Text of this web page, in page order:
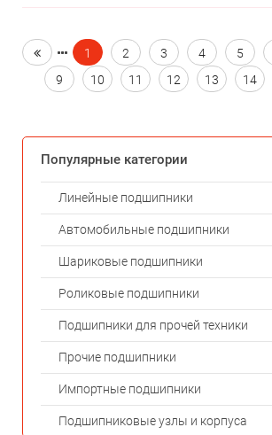
1 2 3 4 5
9
10 11 12 13 14
Популярные категории
Линейные подшипники
Автомобильные подшипники
Шариковые подшипники
Роликовые подшипники
Подшипники для прочей техники
Прочие подшипники
Импортные подшипники
Подшипниковые узлы и корпуса